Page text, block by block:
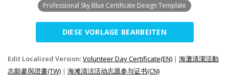
Professional Sky Blue Certificate Design Template
DIESE VORLAGE BEARBEITEN
Edit Localized Version:Volunteer Day Certificate(EN) | 海灘清潔活動
志願參與證書(TW) | 海滩清洁活动志愿参与证书(CN)